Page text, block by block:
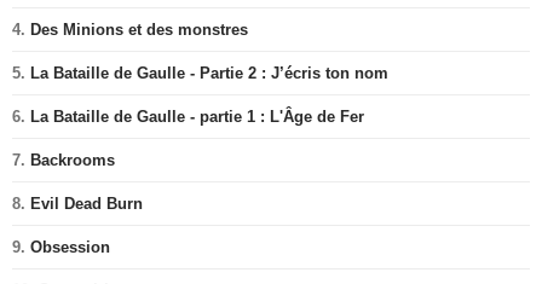
4. Des Minions et des monstres
5. La Bataille de Gaulle - Partie 2 : J’écris ton nom
6. La Bataille de Gaulle - partie 1 : L'Âge de Fer
7. Backrooms
8. Evil Dead Burn
9. Obsession